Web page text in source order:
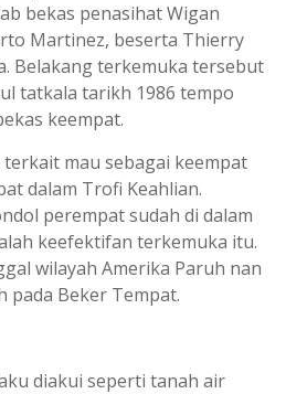
bekas penasihat Wigan
Martinez, beserta Thierry
Belakang terkemuka tersebut
tatkala tarikh 1986 tempo
keempat.
mau sebagai keempat
dalam Trofi Keahlian.
perempat sudah di dalam
keefektifan terkemuka itu.
wilayah Amerika Paruh nan
pada Beker Tempat.
diakui seperti tanah air